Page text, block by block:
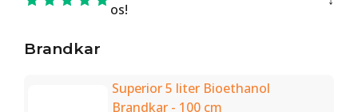
os!
Brandkar
Superior 5 liter Bioethanol
Brandkar - 100 cm